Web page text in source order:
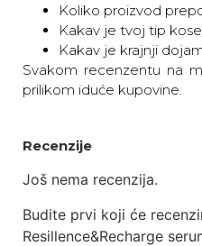
Koliko proizvod
Kakav je tvoj tip
Kakav je krajnji
Svakom recenzentu na
prilikom iduće kupovine.
Recenzije
Još nema recenzija.
Budite prvi koji će
Resillence&Recharge